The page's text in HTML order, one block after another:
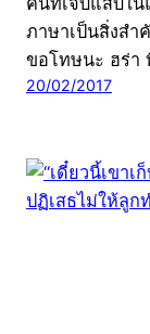
ภาษาเป็นสิ่งส
ขอโทษนะ ฮร่า
20/02/2017